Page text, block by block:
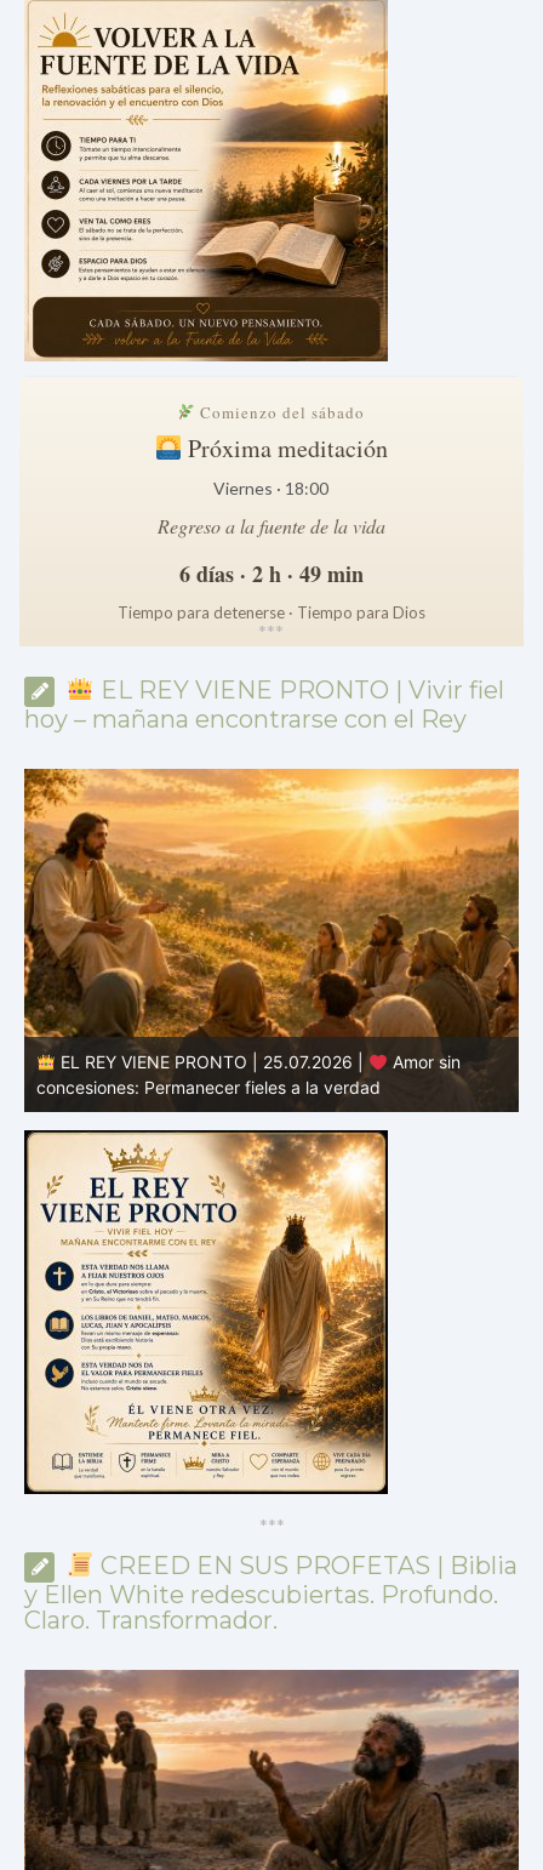
Comienzo del sábado
Próxima meditación
Viernes · 18:00
Regreso a la fuente de la vida
6 días · 2 h · 49 min
Tiempo para detenerse · Tiempo para Dios
***
EL REY VIENE PRONTO | Vivir fiel
hoy – mañana encontrarse con el Rey
EL REY VIENE PRONTO | 25.07.2026 |
Amor sin
concesiones: Permanecer fieles a la verdad
***
CREED EN SUS PROFETAS | Biblia
y Ellen White redescubiertas. Profundo.
Claro. Transformador.